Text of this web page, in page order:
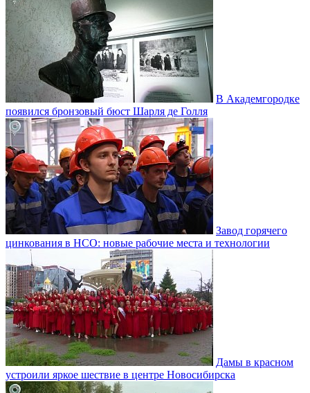
В Академгородке
появился бронзовый бюст Шарля де Голля
Завод горячего
цинкования в НСО: новые рабочие места и технологии
Дамы в красном
устроили яркое шествие в центре Новосибирска